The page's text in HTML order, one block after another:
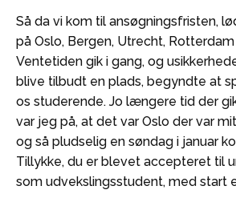
Så da vi kom til ansøgningsfristen,
på Oslo, Bergen, Utrecht,
Ventetiden gik i gang, og
blive tilbudt en plads, begyndte at
os studerende. Jo længere tid der
var jeg på, at det var Oslo der var
og så pludselig en søndag i januar
Tillykke, du er blevet accepteret til
som udvekslingsstudent, med start